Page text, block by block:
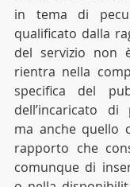
in tema di
qualificato dalla
del servizio non
rientra nella
specifica del
dell’incaricato di
ma anche quello
rapporto che
comunque di